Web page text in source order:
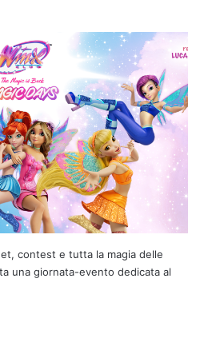
contest e tutta la magia delle
una giornata-evento dedicata al